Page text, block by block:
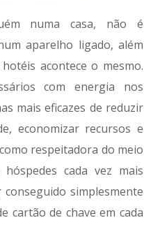
numa casa, não é
aparelho ligado, além
acontece o mesmo.
com energia nos
mais eficazes de reduzir
economizar recursos e
respeitadora do meio
cada vez mais
simplesmente
cartão de chave em cada